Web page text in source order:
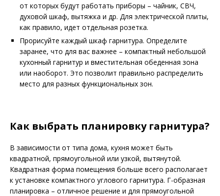
от которых будут работать приборы – чайник, СВЧ,
духовой шкаф, вытяжка и др. Для электрической плиты,
как правило, идет отдельная розетка.
Прорисуйте каждый шкаф гарнитура. Определите
заранее, что для вас важнее – компактный небольшой
кухонный гарнитур и вместительная обеденная зона
или наоборот. Это позволит правильно распределить
место для разных функциональных зон.
Как выбрать планировку гарнитура?
В зависимости от типа дома, кухня может быть
квадратной, прямоугольной или узкой, вытянутой.
Квадратная форма помещения больше всего располагает
к установке компактного углового гарнитура. Г-образная
планировка – отличное решение и для прямоугольной